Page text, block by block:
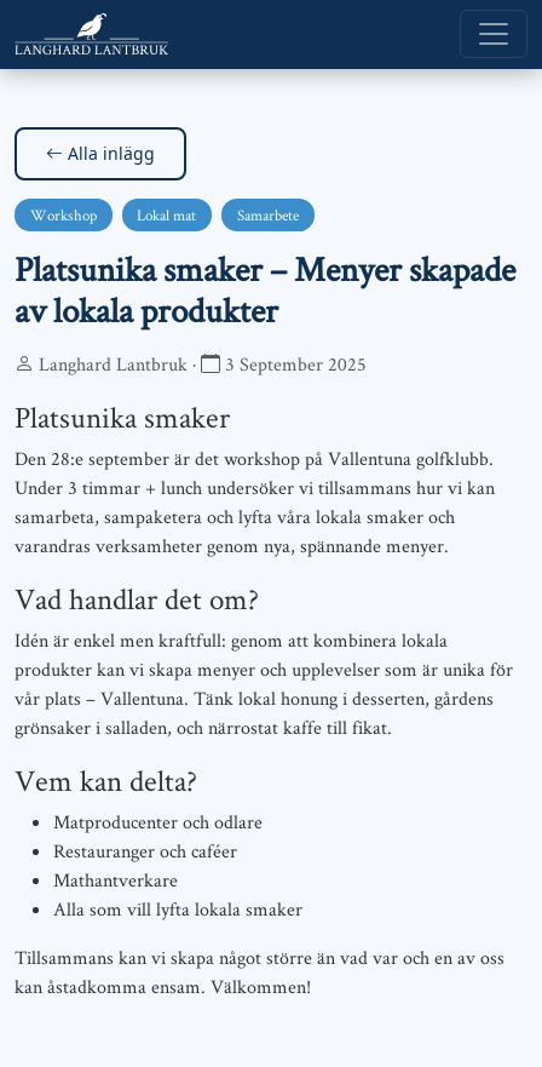
Alla inlägg
Workshop Lokal mat Samarbete
Platsunika smaker – Menyer skapade
av lokala produkter
Langhard Lantbruk · 3 September 2025
Platsunika smaker
Den 28:e september är det workshop på Vallentuna golfklubb.
Under 3 timmar + lunch undersöker vi tillsammans hur vi kan
samarbeta, sampaketera och lyfta våra lokala smaker och
varandras verksamheter genom nya, spännande menyer.
Vad handlar det om?
Idén är enkel men kraftfull: genom att kombinera lokala
produkter kan vi skapa menyer och upplevelser som är unika för
vår plats – Vallentuna. Tänk lokal honung i desserten, gårdens
grönsaker i salladen, och närrostat kaffe till fikat.
Vem kan delta?
Matproducenter och odlare
Restauranger och caféer
Mathantverkare
Alla som vill lyfta lokala smaker
Tillsammans kan vi skapa något större än vad var och en av oss
kan åstadkomma ensam. Välkommen!